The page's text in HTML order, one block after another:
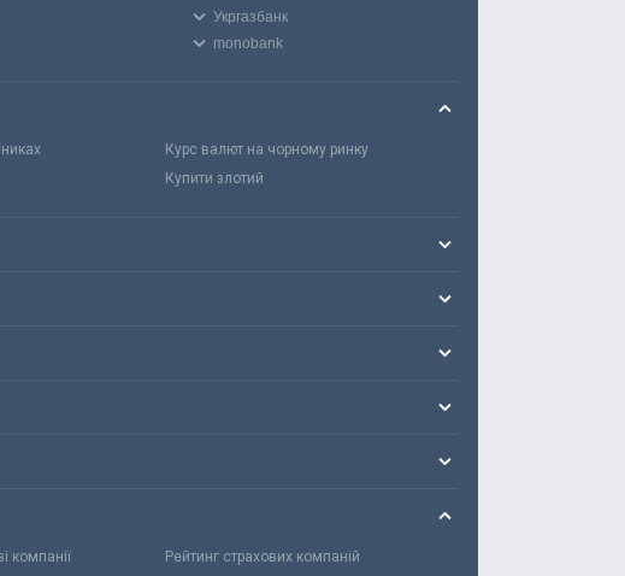
Укргазбанк
monobank
Курс валют на чорному ринку
Купити злотий
компанії Рейтинг страхових компаній